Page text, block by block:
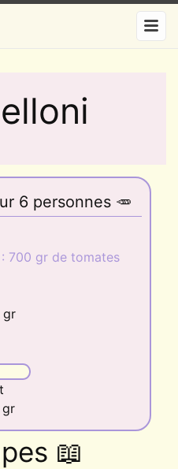
📖
6 personnes🥕
700 gr de tomates
gr
gr